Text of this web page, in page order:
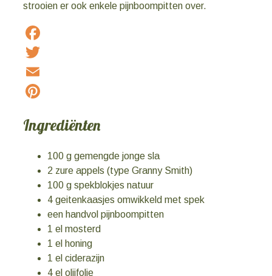
strooien er ook enkele pijnboompitten over.
Facebook
Twitter
Email
Ingrediënten
100 g gemengde jonge sla
2 zure appels (type Granny Smith)
100 g spekblokjes natuur
4 geitenkaasjes omwikkeld met spek
een handvol pijnboompitten
1 el mosterd
1 el honing
1 el ciderazijn
4 el olijfolie